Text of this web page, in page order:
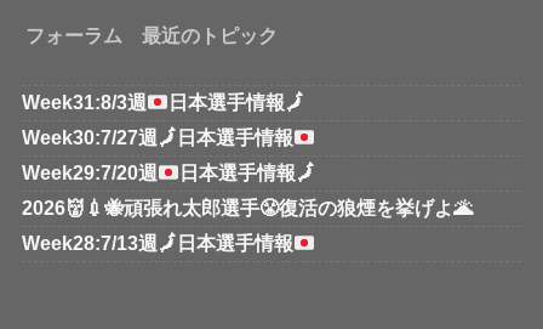
フォーラム 最近のトピック
Week31:8/3週 日本選手情報🗾
Week30:7/27週 🗾 日本選手情報
Week29:7/20週
日本選手情報🗾
2026👹💉🐝頑張れ太郎選手😤復活の狼煙を挙げよ🌋
Week28:7/13週 🗾 日本選手情報